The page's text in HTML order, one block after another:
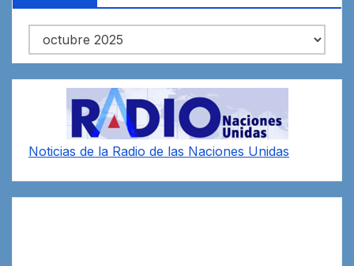
Archivos
Noticias de la Radio de las Naciones Unidas